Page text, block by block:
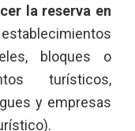
la reserva en
bloques o
turísticos,
y empresas